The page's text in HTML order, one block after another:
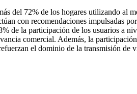
del 72% de los hogares utilizando al
con recomendaciones impulsadas
de la participación de los usuarios a
comercial. Además, la
el dominio de la transmisión de